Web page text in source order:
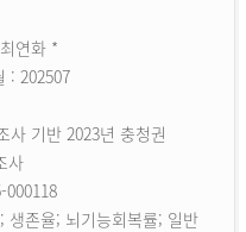
연화 *
: 202507
사 기반 2023년 충청권
사
000118
생존율; 뇌기능회복률; 일반